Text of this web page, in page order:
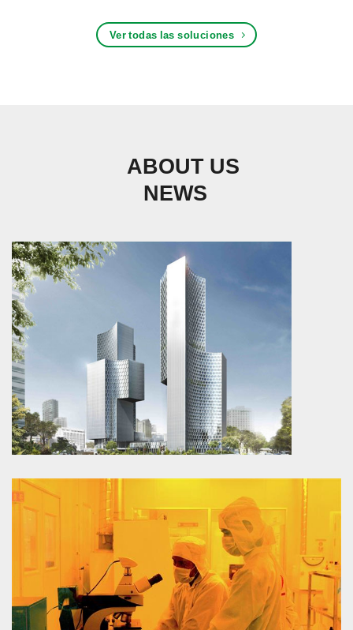
Ver todas las soluciones
ABOUT US
NEWS